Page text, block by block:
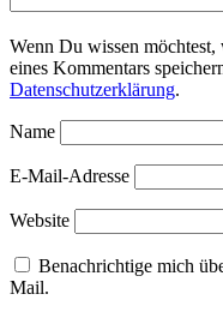
Wenn Du wissen
eines Kommentars
Datenschutzerklärung.
Name
E-Mail-Adresse
Website
Benachrichtige mich
Mail.